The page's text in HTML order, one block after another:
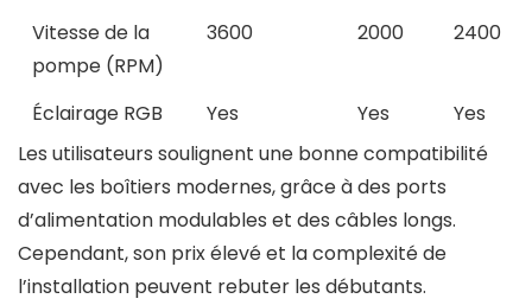
Vitesse de la
pompe (RPM)
3600 2000 2400
Éclairage RGB Yes Yes
Yes
Les utilisateurs soulignent une bonne compatibilité
avec les boîtiers modernes, grâce à des ports
d’alimentation modulables et des câbles longs.
Cependant, son prix élevé et la complexité de
l’installation peuvent rebuter les débutants.